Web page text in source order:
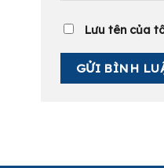
Lưu tên của